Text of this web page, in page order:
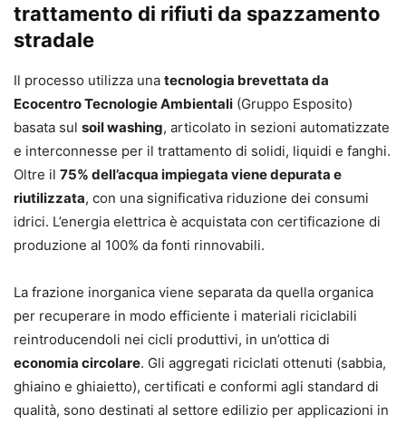
trattamento di rifiuti da spazzamento
stradale
Il processo utilizza una tecnologia brevettata da
Ecocentro Tecnologie Ambientali (Gruppo Esposito)
basata sul soil washing, articolato in sezioni automatizzate
e interconnesse per il trattamento di solidi, liquidi e fanghi.
Oltre il 75% dell’acqua impiegata viene depurata e
riutilizzata, con una significativa riduzione dei consumi
idrici. L’energia elettrica è acquistata con certificazione di
produzione al 100% da fonti rinnovabili.
La frazione inorganica viene separata da quella organica
per recuperare in modo efficiente i materiali riciclabili
reintroducendoli nei cicli produttivi, in un’ottica di
economia circolare. Gli aggregati riciclati ottenuti (sabbia,
ghiaino e ghiaietto), certificati e conformi agli standard di
qualità, sono destinati al settore edilizio per applicazioni in